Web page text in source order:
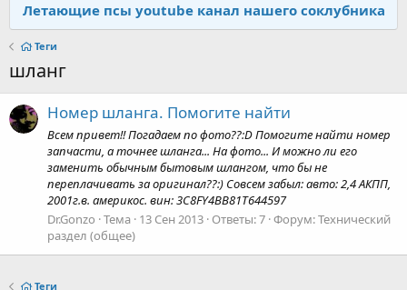
Летающие псы youtube канал нашего соклубника
Теги
шланг
Номер шланга. Помогите найти
Всем привет!! Погадаем по фото??:D Помогите найти номер
запчасти, а точнее шланга... На фото... И можно ли его
заменить обычным бытовым шлангом, что бы не
переплачивать за оригинал??:) Совсем забыл: авто: 2,4 АКПП,
2001г.в. америкос. вин: 3C8FY4BB81T644597
Dr.Gonzo Тема 13 Сен 2013 Ответы: 7 Форум:Технический
раздел (общее)
Теги